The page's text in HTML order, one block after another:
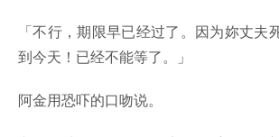
「不行，期限早已经过了。因为妳丈夫
到今天！已经不能等了。」
阿金用恐吓的口吻说。